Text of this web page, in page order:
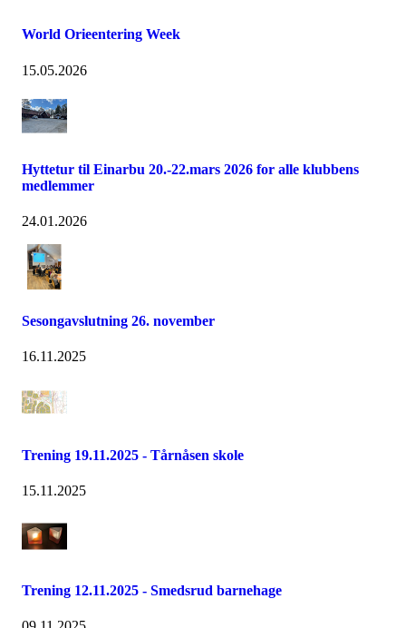
World Orieentering Week
15.05.2026
Hyttetur til Einarbu 20.-22.mars 2026 for alle klubbens
medlemmer
24.01.2026
Sesongavslutning 26. november
16.11.2025
Trening 19.11.2025 - Tårnåsen skole
15.11.2025
Trening 12.11.2025 - Smedsrud barnehage